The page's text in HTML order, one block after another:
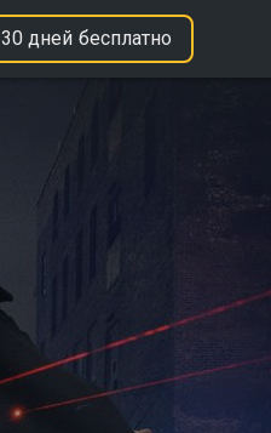
30 дней бесплатно